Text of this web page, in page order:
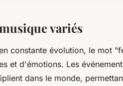
variés
constante évolution, le mot
et d'émotions. Les
dans le monde,